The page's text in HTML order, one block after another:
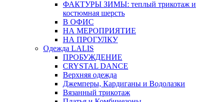
ФАКТУРЫ ЗИМЫ: теплый трикотаж и
костюмная шерсть
В ОФИС
НА МЕРОПРИЯТИЕ
НА ПРОГУЛКУ
Одежда LALIS
ПРОБУЖДЕНИЕ
CRYSTAL DANCE
Верхняя одежда
Джемперы, Кардиганы и Водолазки
Вязанный трикотаж